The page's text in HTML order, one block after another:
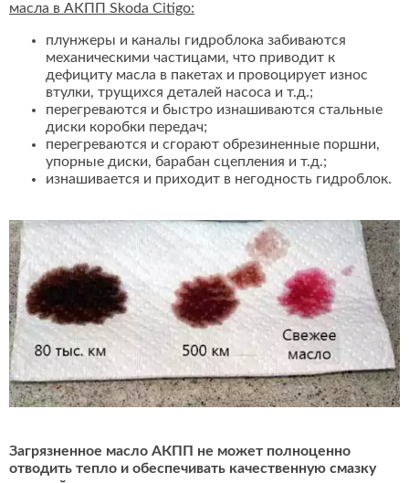
масла в АКПП Skoda Citigo:
плунжеры и каналы гидроблока забиваются
механическими частицами, что приводит к
дефициту масла в пакетах и провоцирует износ
втулки, трущихся деталей насоса и т.д.;
перегреваются и быстро изнашиваются стальные
диски коробки передач;
перегреваются и сгорают обрезиненные поршни,
упорные диски, барабан сцепления и т.д.;
изнашивается и приходит в негодность гидроблок.
Загрязненное масло АКПП не может полноценно
отводить тепло и обеспечивать качественную смазку